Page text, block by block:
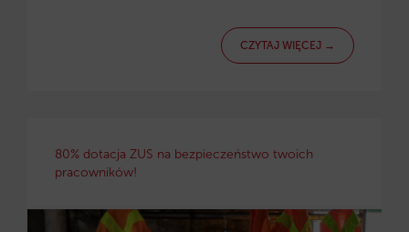
CZYTAJ WIĘCEJ →
80% dotacja ZUS na bezpieczeństwo twoich
pracowników!